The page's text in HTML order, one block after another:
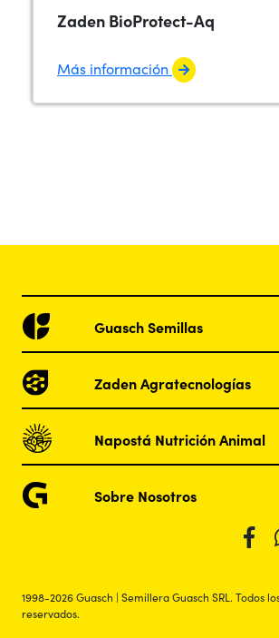
Zaden BioProtect-Aq
Más información
Guasch Semillas
Zaden Agratecnologías
Napostá Nutrición Animal
Sobre Nosotros
1998-2026 Guasch | Semillera Guasch SRL. Todos
reservados.